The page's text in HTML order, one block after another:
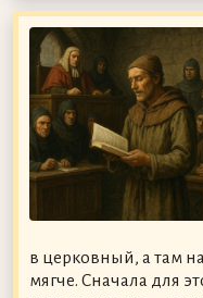
в церковный, а там
мягче. Сначала для